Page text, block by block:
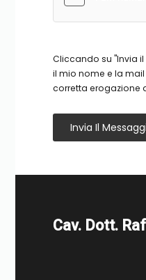
Cliccando su "Invia
il mio nome e la
corretta erogazione
Invia Il
Cav. Dott.